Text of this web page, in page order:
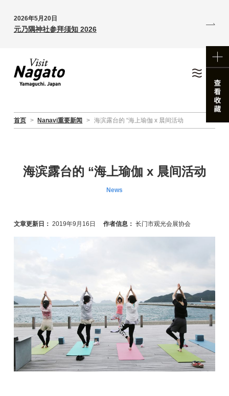
2026年5月20日
元乃隅神社参拜须知 2026
首页 > Nanavi重要新闻 > 海滨露台的 “海上瑜伽 x 晨间活动
海滨露台的 “海上瑜伽 x 晨间活动
News
文章更新日： 2019年9月16日 作者信息： 长门市观光会展协会